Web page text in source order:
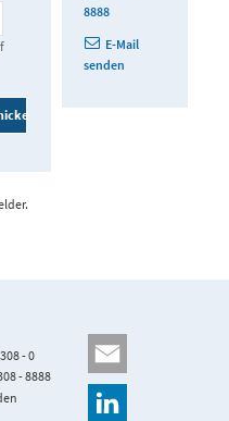
8888
E-Mail
senden
- 0
- 8888